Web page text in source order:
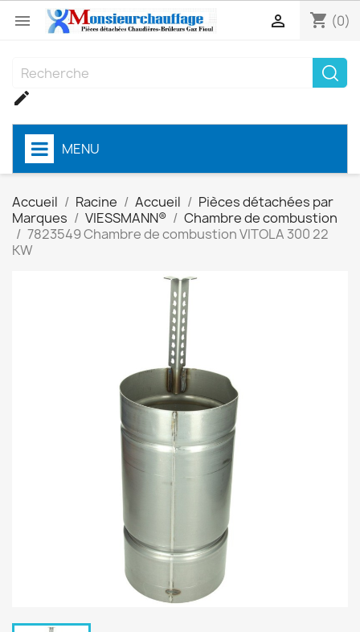
 shopping_cart (0)


MENU
Accueil Racine Accueil
Pièces détachées par
Marques
VIESSMANN®
Chambre de combustion
7823549 Chambre de combustion VITOLA 300 22
KW